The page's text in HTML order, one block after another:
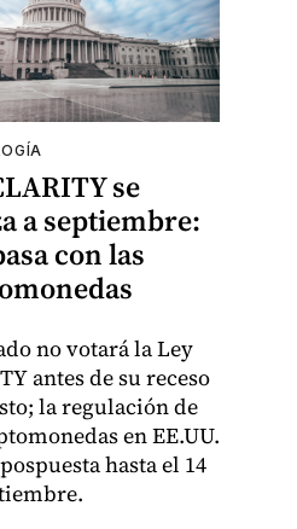
se
a septiembre:
con las
no votará la Ley
antes de su receso
la regulación de
en EE.UU.
hasta el 14